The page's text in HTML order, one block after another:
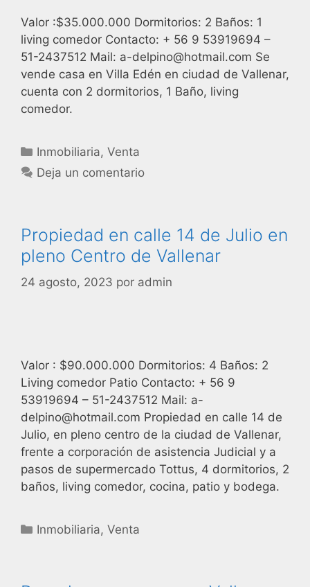
Valor :$35.000.000 Dormitorios: 2 Baños: 1
living comedor Contacto: + 56 9 53919694 –
51-2437512 Mail: a-delpino@hotmail.com Se
vende casa en Villa Edén en ciudad de Vallenar,
cuenta con 2 dormitorios, 1 Baño, living
comedor.
Inmobiliaria,Venta
Deja un comentario
Propiedad en calle 14 de Julio en
pleno Centro de Vallenar
24 agosto, 2023 por admin
Valor : $90.000.000 Dormitorios: 4 Baños: 2
Living comedor Patio Contacto: + 56 9
53919694 – 51-2437512 Mail: a-
delpino@hotmail.com Propiedad en calle 14 de
Julio, en pleno centro de la ciudad de Vallenar,
frente a corporación de asistencia Judicial y a
pasos de supermercado Tottus, 4 dormitorios, 2
baños, living comedor, cocina, patio y bodega.
Inmobiliaria,Venta